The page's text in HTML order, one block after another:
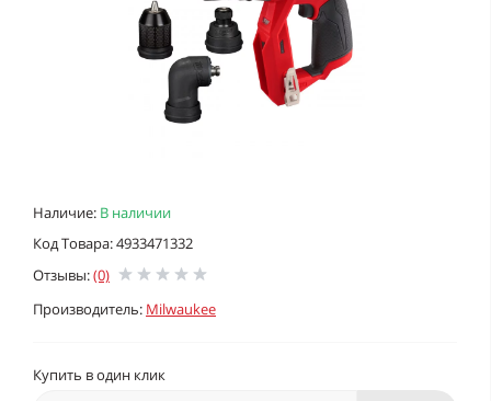
Наличие: В наличии
Код Товара: 4933471332
Отзывы:(0)
Производитель: Milwaukee
Купить в один клик